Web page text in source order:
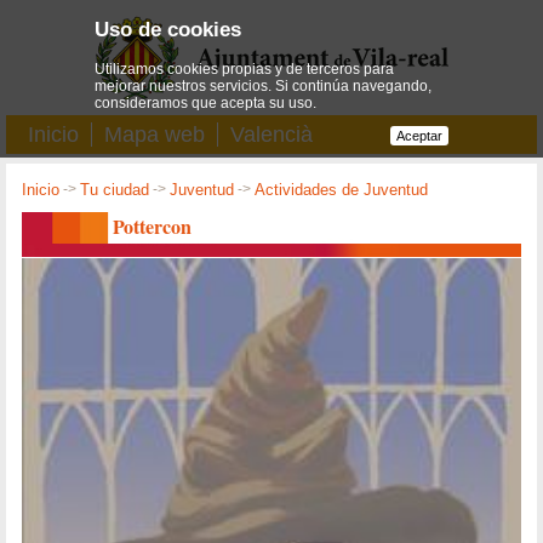
Inicio Mapa web Valencià
Inicio ->Tu ciudad ->Juventud ->Actividades de Juventud
Pottercon
Uso de cookies
Utilizamos cookies propias y de terceros para
mejorar nuestros servicios. Si continúa navegando,
consideramos que acepta su uso.
Aceptar